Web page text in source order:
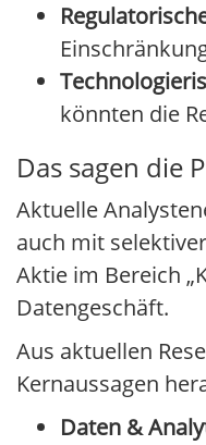
könnten die
Das sagen die
Aktuelle
auch mit
Aktie im Bereich
Datengeschäft.
Aus aktuellen
Kernaussagen
Daten &